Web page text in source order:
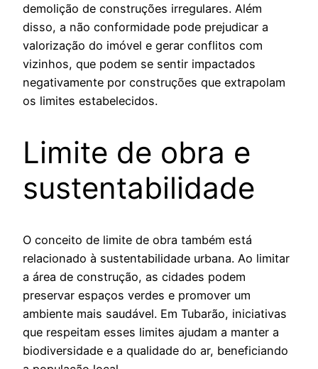
demolição de construções irregulares. Além
disso, a não conformidade pode prejudicar a
valorização do imóvel e gerar conflitos com
vizinhos, que podem se sentir impactados
negativamente por construções que extrapolam
os limites estabelecidos.
Limite de obra e
sustentabilidade
O conceito de limite de obra também está
relacionado à sustentabilidade urbana. Ao limitar
a área de construção, as cidades podem
preservar espaços verdes e promover um
ambiente mais saudável. Em Tubarão, iniciativas
que respeitam esses limites ajudam a manter a
biodiversidade e a qualidade do ar, beneficiando